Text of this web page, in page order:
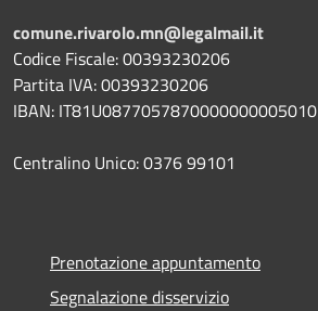
comune.rivarolo.mn@legalmail.it
Codice Fiscale: 00393230206
Partita IVA: 00393230206
IBAN: IT81U0877057870000000005010
Centralino Unico: 0376 99101
Prenotazione appuntamento
Segnalazione disservizio